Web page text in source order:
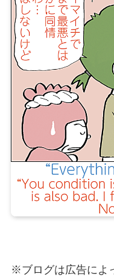
※ブログは広告によ